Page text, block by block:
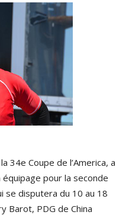
34e Coupe de l’America, a
pour la seconde
se disputera du 10 au 18
Barot, PDG de China